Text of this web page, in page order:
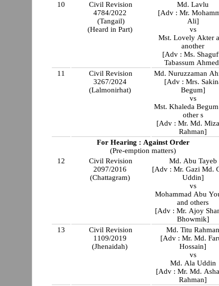
10
Civil Revision
4784/2022
(Tangail)
(Heard in Part)
Md. Lavlu
[Adv : Mr.
Ali]
vs
Mst. Lovely Akter
another
[Adv : Ms.
Tabassum
11
Civil Revision
3267/2024
(Lalmonirhat)
Md. Nuruzzaman
[Adv : Mrs.
Begum]
vs
Mst. Khaleda
other s
[Adv : Mr. Md.
Rahman]
For Hearing : Against Order
(Pre-emption matters)
12
Civil Revision
2097/2016
(Chattagram)
Md. Abu Tayeb
[Adv : Mr. Gazi Md.
Uddin]
vs
Mohammad Abu
and others
[Adv : Mr. Ajoy
Bhowmik]
13
Civil Revision
1109/2019
(Jhenaidah)
Md. Titu
[Adv : Mr. Md.
Hossain]
vs
Md. Ala Uddin
[Adv : Mr. Md.
Rahman]